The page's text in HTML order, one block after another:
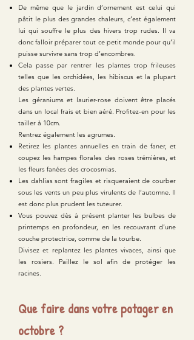
De même que le jardin d’ornement est celui qui
pâtit le plus des grandes chaleurs, c’est également
lui qui souffre le plus des hivers trop rudes. Il va
donc falloir préparer tout ce petit monde pour qu’il
puisse survivre sans trop d’encombres.
Cela passe par rentrer les plantes trop frileuses
telles que les orchidées, les hibiscus et la plupart
des plantes vertes.
Les géraniums et laurier-rose doivent être placés
dans un local frais et bien aéré. Profitez-en pour les
tailler à 10cm.
Rentrez également les agrumes.
Retirez les plantes annuelles en train de faner, et
coupez les hampes florales des roses trémières, et
les fleurs fanées des crocosmias.
Les dahlias sont fragiles et risqueraient de courber
sous les vents un peu plus virulents de l’automne. Il
est donc plus prudent les tuteurer.
Vous pouvez dès à présent planter les bulbes de
printemps en profondeur, en les recouvrant d’une
couche protectrice, comme de la tourbe.
Divisez et replantez les plantes vivaces, ainsi que
les rosiers. Paillez le sol afin de protéger les
racines.
Que faire dans votre potager en
octobre ?